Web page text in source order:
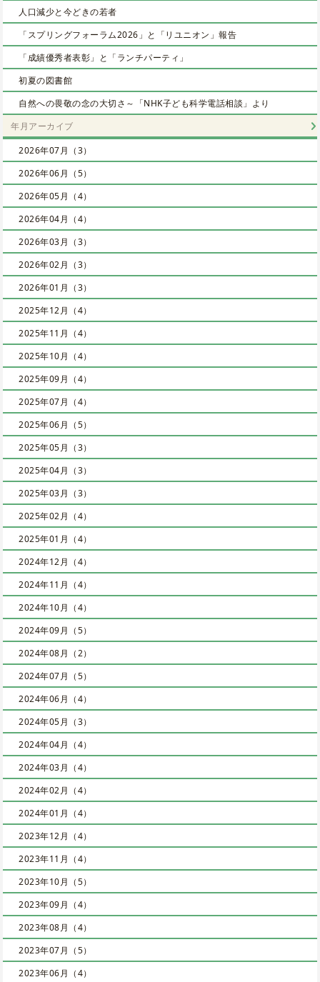
人口減少と今どきの若者
「スプリングフォーラム2026」と「リユニオン」報告
「成績優秀者表彰」と「ランチパーティ」
初夏の図書館
自然への畏敬の念の大切さ～「NHK子ども科学電話相談」より
年月アーカイブ
2026年07月（3）
2026年06月（5）
2026年05月（4）
2026年04月（4）
2026年03月（3）
2026年02月（3）
2026年01月（3）
2025年12月（4）
2025年11月（4）
2025年10月（4）
2025年09月（4）
2025年07月（4）
2025年06月（5）
2025年05月（3）
2025年04月（3）
2025年03月（3）
2025年02月（4）
2025年01月（4）
2024年12月（4）
2024年11月（4）
2024年10月（4）
2024年09月（5）
2024年08月（2）
2024年07月（5）
2024年06月（4）
2024年05月（3）
2024年04月（4）
2024年03月（4）
2024年02月（4）
2024年01月（4）
2023年12月（4）
2023年11月（4）
2023年10月（5）
2023年09月（4）
2023年08月（4）
2023年07月（5）
2023年06月（4）